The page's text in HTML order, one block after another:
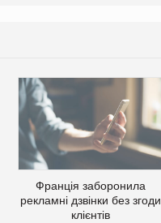
Франція заборонила
рекламні дзвінки без згоди
клієнтів